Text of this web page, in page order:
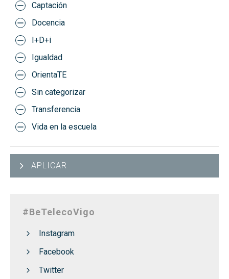
Captación
Docencia
I+D+i
Igualdad
OrientaTE
Sin categorizar
Transferencia
Vida en la escuela
APLICAR
#BeTelecoVigo
Instagram
Facebook
Twitter